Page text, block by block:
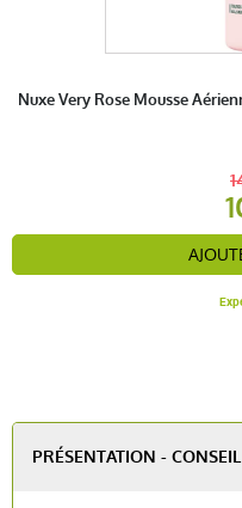
Nuxe Very Rose Mousse
PRÉSENTATION -